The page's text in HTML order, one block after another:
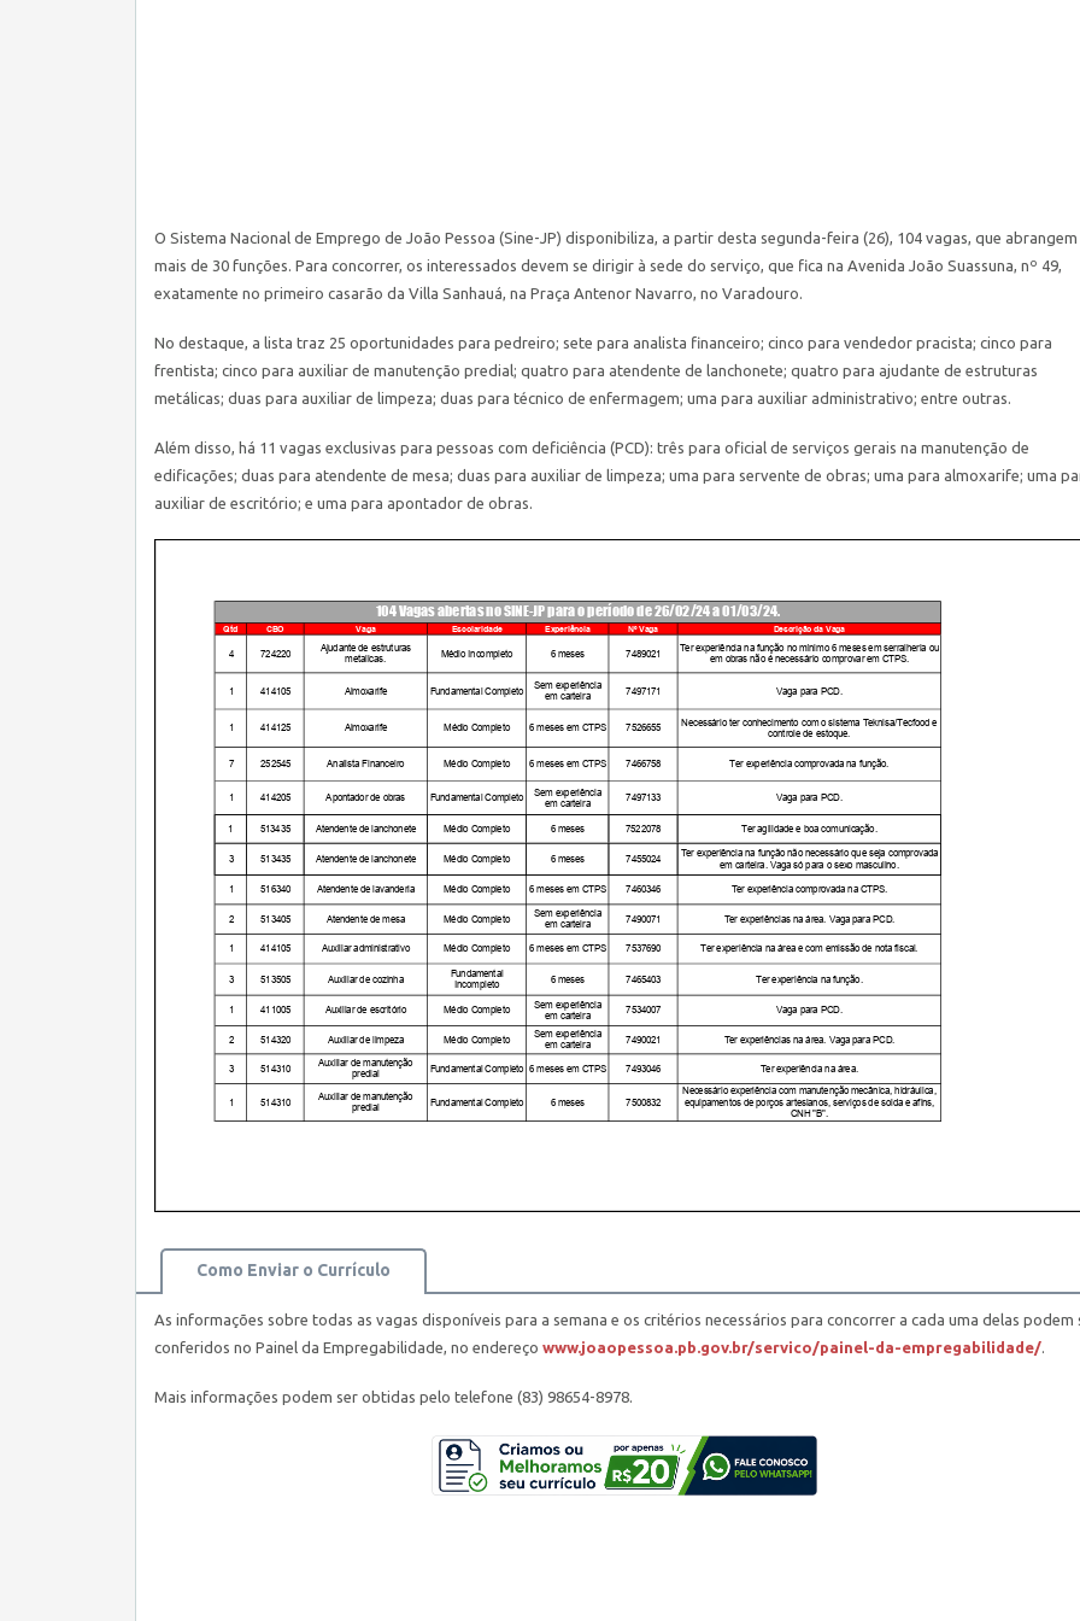
O Sistema Nacional de Emprego de João Pessoa (Sine-JP) disponibiliza, a partir desta segunda-feira (26), 104 vagas, que abrangem
mais de 30 funções. Para concorrer, os interessados devem se dirigir à sede do serviço, que fica na Avenida João Suassuna, nº 49,
exatamente no primeiro casarão da Villa Sanhauá, na Praça Antenor Navarro, no Varadouro.
No destaque, a lista traz 25 oportunidades para pedreiro; sete para analista financeiro; cinco para vendedor pracista; cinco para
frentista; cinco para auxiliar de manutenção predial; quatro para atendente de lanchonete; quatro para ajudante de estruturas
metálicas; duas para auxiliar de limpeza; duas para técnico de enfermagem; uma para auxiliar administrativo; entre outras.
Além disso, há 11 vagas exclusivas para pessoas com deficiência (PCD): três para oficial de serviços gerais na manutenção de
edificações; duas para atendente de mesa; duas para auxiliar de limpeza; uma para servente de obras; uma para almoxarife; uma
auxiliar de escritório; e uma para apontador de obras.
Como Enviar o Currículo
As informações sobre todas as vagas disponíveis para a semana e os critérios necessários para concorrer a cada uma delas podem
conferidos no Painel da Empregabilidade, no endereço www.joaopessoa.pb.gov.br/servico/painel-da-empregabilidade/.
Mais informações podem ser obtidas pelo telefone (83) 98654-8978.